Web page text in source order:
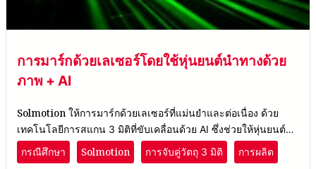
การมาร์กด้วยเลเซอร์โดยใช้หุ่นยนต์นำทางด้วย
ภาพ + AI
Solmotion ให้การมาร์กด้วยเลเซอร์ที่แม่นยำและต่อเนื่อง ด้วย
เทคโนโลยีการสแกน 3 มิติที่ขับเคลื่อนด้วย AI ซึ่งช่วยให้หุ่นยนต์
สามารถจัดตำแหน่งชิ้นส่วนแบบเรียลไทม์ เพื่อระบุและมาร์กวัตถุได้
อย่างถูกต้อง
กรณีศึกษา Solmotion การจับคู่วัตถุ 3 มิติ การผลิต